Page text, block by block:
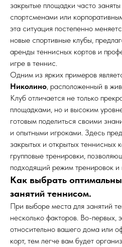
закрытые площадки часто
спортсменами или
эта ситуация постепенно
новые спортивные клубы,
аренды теннисных кортов и
игре в теннис.
Одним из ярких примеров
Николино, расположенный в
Клуб отличается не только
площадками, но и высоким
готовым поделиться своими
и опытными игроками. Здесь
закрытых и открытых теннисных
групповые тренировки,
подходящий режим тренировок и
Как выбрать
занятий теннисом.
При выборе места для занятий
несколько факторов. Во-первых,
относительно вашего дома или
корт, тем легче вам будет